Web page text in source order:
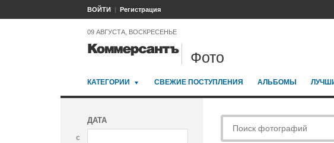
ВОЙТИ Регистрация
09 АВГУСТА, ВОСКРЕСЕНЬЕ
Фото
КАТЕГОРИИ СВЕЖИЕ ПОСТУПЛЕНИЯ АЛЬБОМЫ
ДАТА
с